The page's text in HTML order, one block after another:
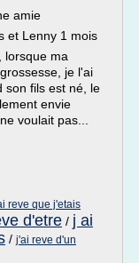
amie
et Lenny 1 mois
lorsque ma
je l'ai
son fils est né, le
envie
voulait pas...
reve que j'etais
d'etre / j ai
/ j'ai reve d'un